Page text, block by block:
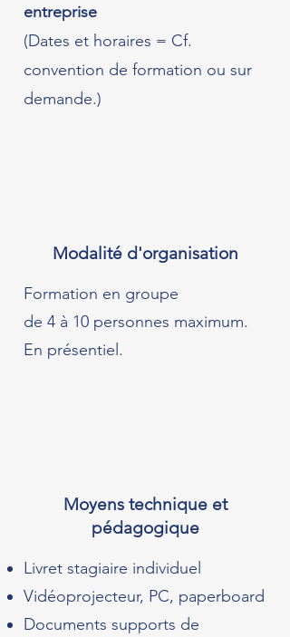
entreprise
(Dates et horaires = Cf.
convention de formation ou sur
demande.)
Modalité d'organisation
Formation en groupe
de 4 à 10 personnes maximum.
En présentiel.
Moyens technique et
pédagogique
Livret stagiaire individuel
Vidéoprojecteur, PC, paperboard
Documents supports de